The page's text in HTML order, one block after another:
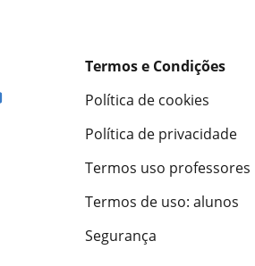
Termos e Condições
Política de cookies
Política de privacidade
Termos uso professores
Termos de uso: alunos
Segurança